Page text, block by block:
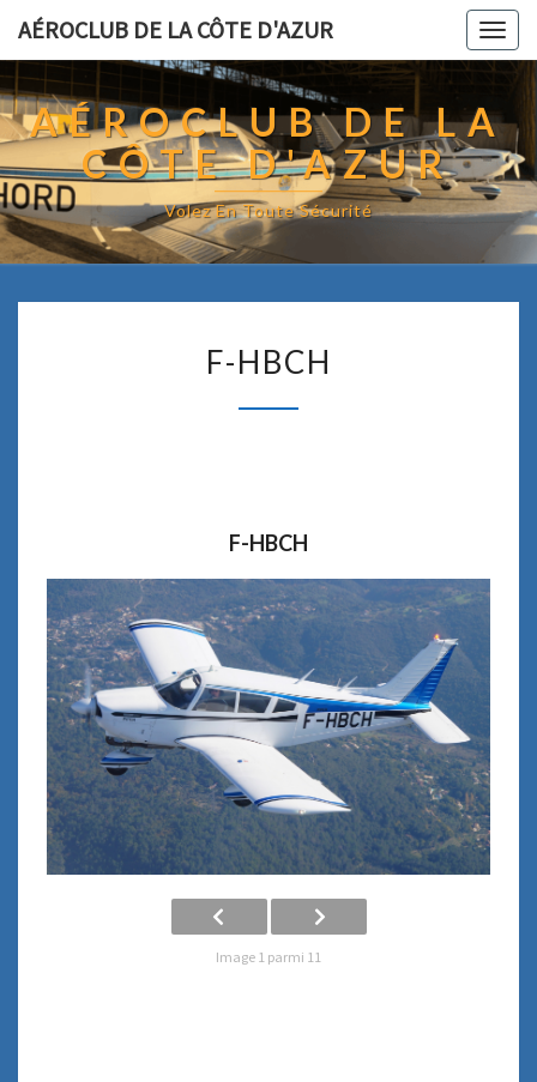
AÉROCLUB DE LA CÔTE D'AZUR
AÉROCLUB DE LA
CÔTE D'AZUR
Volez En Toute Sécurité
-
B
F-HBCH
F-HBCH
Image 1 parmi 11